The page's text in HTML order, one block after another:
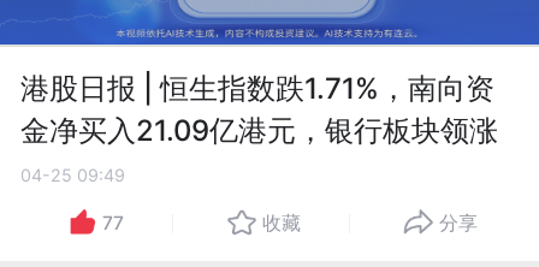
港股日报 | 恒生指数跌1.71%，南向资
金净买入21.09亿港元，银行板块领涨
04-25 09:49
77 收藏 分享